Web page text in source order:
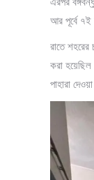
আর পূর্বে ৭ই
রাতে শহরের
করা
পাহারা